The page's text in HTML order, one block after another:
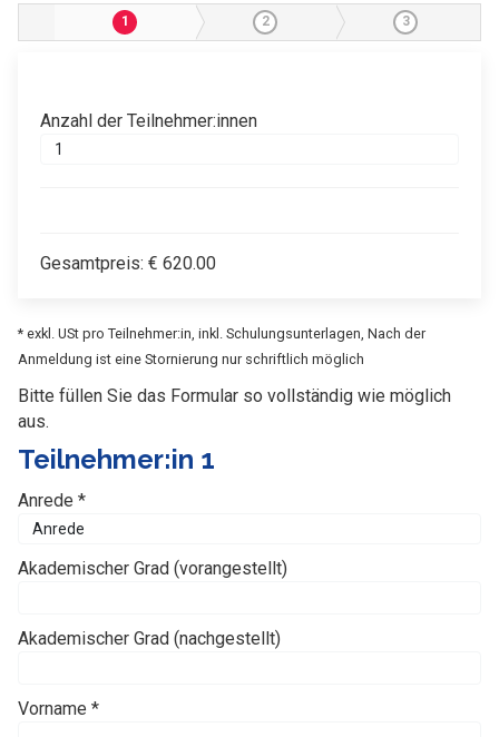
1 2 3
Anzahl der Teilnehmer:innen
Gesamtpreis: € 620.00
* exkl. USt pro Teilnehmer:in, inkl. Schulungsunterlagen, Nach der
Anmeldung ist eine Stornierung nur schriftlich möglich
Bitte füllen Sie das Formular so vollständig wie möglich
aus.
Teilnehmer:in 1
Anrede *
Akademischer Grad (vorangestellt)
Akademischer Grad (nachgestellt)
Vorname *